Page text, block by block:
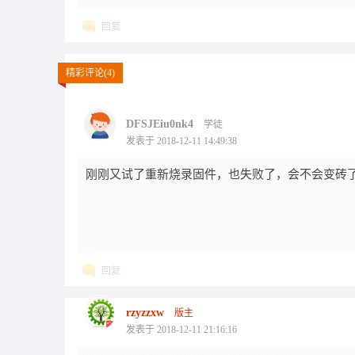
回复
精彩评论(4)
DFSJEiu0nk4
学徒
发表于 2018-12-11 14:49:38
刚刚又试了重新烧录固件，也失败了，会不会变砖
回复
rzyzzxw
版主
发表于 2018-12-11 21:16:16